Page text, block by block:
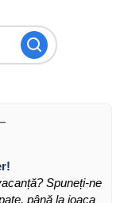
Spuneți-ne
până la joaca